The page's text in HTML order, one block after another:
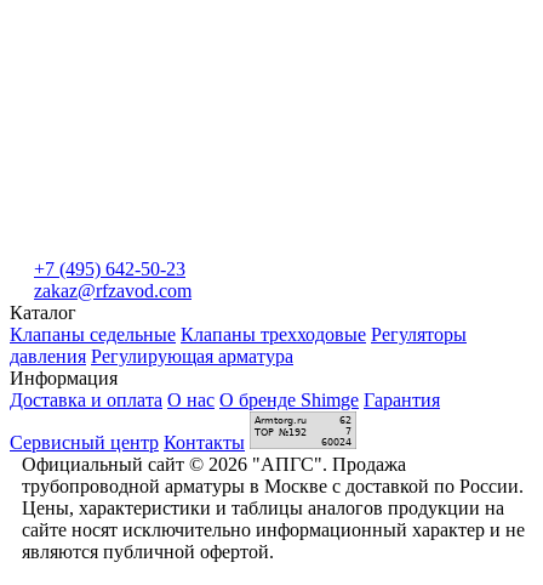
+7 (495) 642-50-23
zakaz@rfzavod.com
Каталог
Клапаны седельные Клапаны трехходовые Регуляторы
давления Регулирующая арматура
Информация
Доставка и оплата О нас О бренде Shimge Гарантия
Сервисный центр Контакты
Официальный сайт © 2026 "АПГС". Продажа
трубопроводной арматуры в Москве с доставкой по России.
Цены, характеристики и таблицы аналогов продукции на
сайте носят исключительно информационный характер и не
являются публичной офертой.